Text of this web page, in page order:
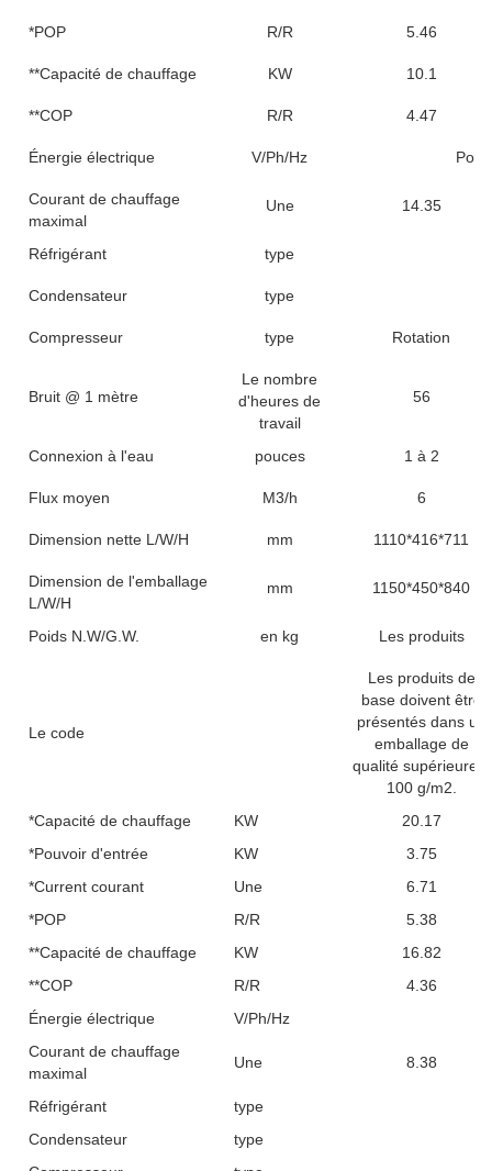
*POP R/R 5.46
**Capacité de chauffage KW 10.1
**COP R/R 4.47
Énergie électrique V/Ph/Hz
Courant de chauffage
maximal
Une 14.35
Réfrigérant type
Condensateur type
Compresseur type Rotation
Bruit @ 1 mètre
Le nombre
d'heures de
travail
56
Connexion à l'eau pouces 1 à 2
Flux moyen M3/h 6
Dimension nette L/W/H mm 1110*416*711
Dimension de l'emballage
L/W/H
mm 1150*450*840
Poids N.W/G.W. en kg Les produits
Le code
Les produits de
base doivent être
présentés dans un
emballage de
qualité supérieure à
100 g/m2.
*Capacité de chauffage
KW
20.17
*Pouvoir d'entrée
KW
3.75
*Current courant
Une
6.71
*POP
R/R
5.38
**Capacité de chauffage
KW
16.82
**COP
R/R
4.36
Énergie électrique
V/Ph/Hz
Courant de chauffage
maximal
Une 8.38
Réfrigérant
type
Condensateur
type